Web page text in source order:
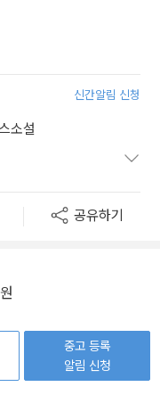
신간알림 신청
소설
공유하기
중고 등록
알림 신청